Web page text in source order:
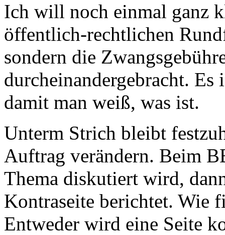
Ich will noch einmal ganz
öffentlich-rechtlichen
sondern die
durcheinandergebracht.
damit man weiß, was ist.
Unterm Strich bleibt
Auftrag verändern. Beim
Thema diskutiert wird,
Kontraseite berichtet. Wie
Entweder wird eine Seite